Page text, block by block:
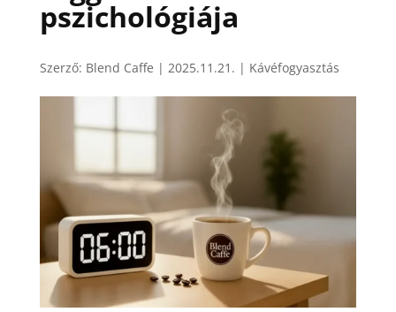
pszichológiája
Szerző: Blend Caffe | 2025.11.21. | Kávéfogyasztás